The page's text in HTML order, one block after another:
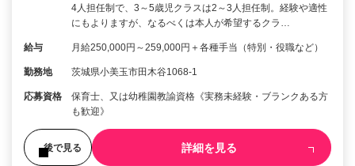
4人担任制で、3～5歳児クラスは2～3人担任制。経験や適性
にもよりますが、なるべくは本人が希望するクラ…
給与 月給250,000円～259,000円＋各種手当（特別・役職など）
勤務地 茨城県小美玉市田木谷1068-1
応募資格
保育士、又は幼稚園教諭資格《実務未経験・ブランクある方
も歓迎》
後で見る 詳細を見る